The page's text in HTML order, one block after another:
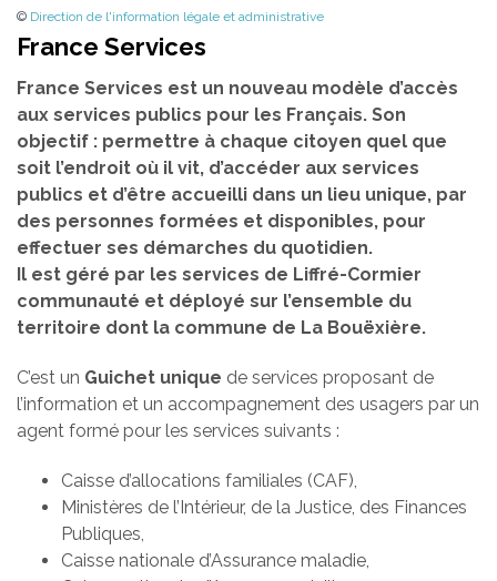
© Direction de l'information légale et administrative
France Services
France Services est un nouveau modèle d’accès
aux services publics pour les Français. Son
objectif : permettre à chaque citoyen quel que
soit l’endroit où il vit, d’accéder aux services
publics et d’être accueilli dans un lieu unique, par
des personnes formées et disponibles, pour
effectuer ses démarches du quotidien.
Il est géré par les services de Liffré-Cormier
communauté et déployé sur l’ensemble du
territoire dont la commune de La Bouëxière.
C’est un Guichet unique de services proposant de
l’information et un accompagnement des usagers par un
agent formé pour les services suivants :
Caisse d’allocations familiales (CAF),
Ministères de l’Intérieur, de la Justice, des Finances
Publiques,
Caisse nationale d’Assurance maladie,